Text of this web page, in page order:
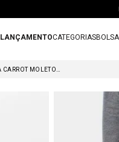
LANÇAMENTOCATEGORIAS
CALÇA CARROT MOLETOM COM ESTAMPA LOCAL